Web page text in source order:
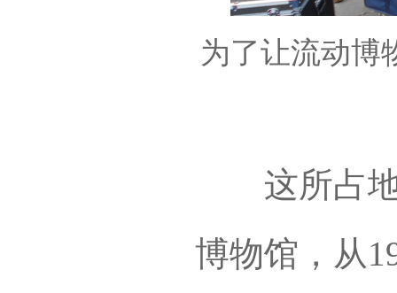
为了让流动博
这所占地
博物馆，从